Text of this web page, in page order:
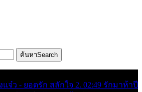
ค้นหาSearch
แจ๋ว - ยอดรัก สลักใจ 2. 02:49 รักมาห้าปี